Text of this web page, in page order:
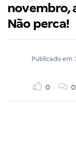
novembro,
Não perca!
Publicado em
0 0